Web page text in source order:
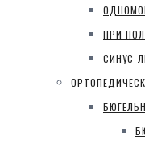
ПРИ
СИНУС-